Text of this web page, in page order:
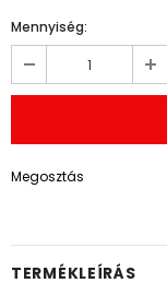
Mennyiség:
Megosztás
TERMÉKLEÍRÁS